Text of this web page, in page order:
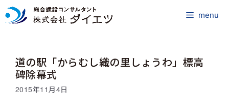
コ
ン
menu
道の駅「からむし織の里しょうわ」標高
碑除幕式
2015年11月4日